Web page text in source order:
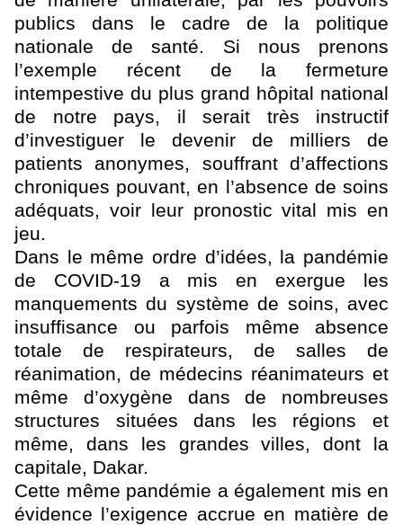
publics dans le cadre de la politique
nationale de santé. Si nous prenons
l’exemple récent de la fermeture
intempestive du plus grand hôpital national
de notre pays, il serait très instructif
d’investiguer le devenir de milliers de
patients anonymes, souffrant d’affections
chroniques pouvant, en l’absence de soins
adéquats, voir leur pronostic vital mis en
jeu.
Dans le même ordre d’idées, la pandémie
de COVID-19 a mis en exergue les
manquements du système de soins, avec
insuffisance ou parfois même absence
totale de respirateurs, de salles de
réanimation, de médecins réanimateurs et
même d’oxygène dans de nombreuses
structures situées dans les régions et
même, dans les grandes villes, dont la
capitale, Dakar.
Cette même pandémie a également mis en
évidence l’exigence accrue en matière de